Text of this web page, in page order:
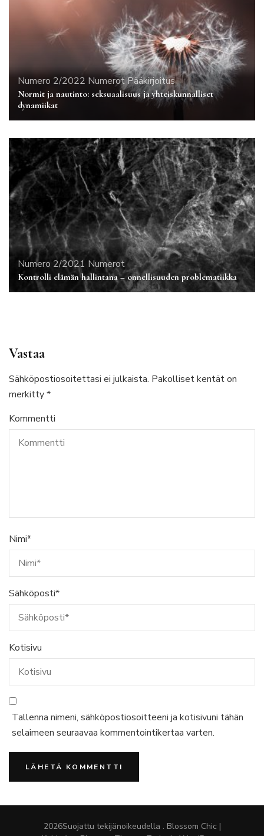
Numero 2/2022 Numerot Pääkirjoitus
Normit ja nautinto: seksuaalisuus ja yhteiskunnalliset
dynamiikat
Numero 2/2021 Numerot
Kontrolli elämän hallintana – onnellisuuden problematiikka
Vastaa
Sähköpostiosoitettasi ei julkaista. Pakolliset kentät on
merkitty*
Kommentti
Nimi*
Sähköposti*
Kotisivu
Tallenna nimeni, sähköpostiosoitteeni ja kotisivuni tähän
selaimeen seuraavaa kommentointikertaa varten.
2026Suojattu tekijänoikeudella . Blossom Chic |